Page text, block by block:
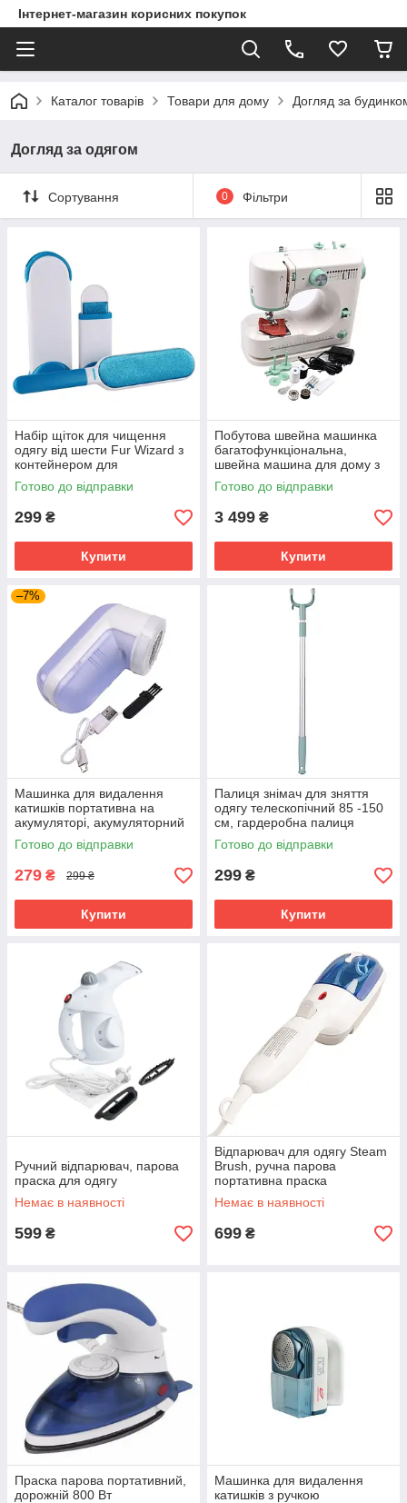
Інтернет-магазин корисних покупок
Каталог товарів Товари для дому Догляд за
Догляд за одягом
Сортування 0 Фільтри
Набір щіток для чищення
одягу від шести Fur Wizard з
контейнером для
самоочещення - 2 шт
Готово до відправки
299 ₴
Купити
Побутова швейна машинка
багатофункціональна,
швейна машина для дому з
підсвічуванням
Готово до відправки
3 499 ₴
Купити
–7%
Машинка для видалення
катишків портативна на
акумуляторі, акумуляторний
прилад для зняття катишок з
одягу
Готово до відправки
279 ₴ 299 ₴
Купити
Палиця знімач для зняття
одягу телескопічний 85 -150
см, гардеробна палиця
Готово до відправки
299 ₴
Купити
Ручний відпарювач, парова
праска для одягу
Немає в наявності
599 ₴
Відпарювач для одягу Steam
Brush, ручна парова
портативна праска
Немає в наявності
699 ₴
Праска парова портативний,
дорожній 800 Вт
Машинка для видалення
катишків з ручкою